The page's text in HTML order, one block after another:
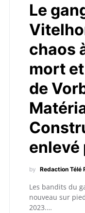
Le
chaos
mort
de
enlevé
by Redaction Télé
Les bandits du
nouveau sur
2023.…